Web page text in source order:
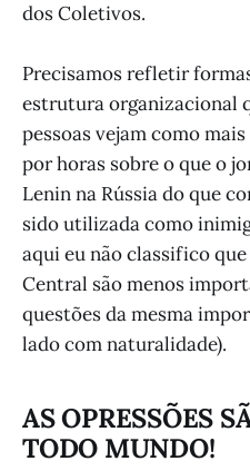
dos Coletivos.
Precisamos refletir
estrutura organizacional
pessoas vejam como
por horas sobre o que o
Lenin na Rússia do que
sido utilizada como
aqui eu não classifico
Central são menos
questões da mesma
lado com naturalidade).
AS OPRESSÕES
TODO MUNDO!